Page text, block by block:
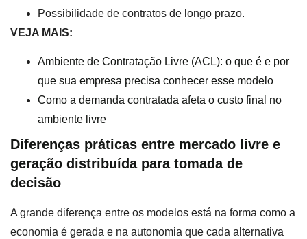
Possibilidade de contratos de longo prazo.
VEJA MAIS:
Ambiente de Contratação Livre (ACL): o que é e por
que sua empresa precisa conhecer esse modelo
Como a demanda contratada afeta o custo final no
ambiente livre
Diferenças práticas entre mercado livre e
geração distribuída para tomada de
decisão
A grande diferença entre os modelos está na forma como a
economia é gerada e na autonomia que cada alternativa